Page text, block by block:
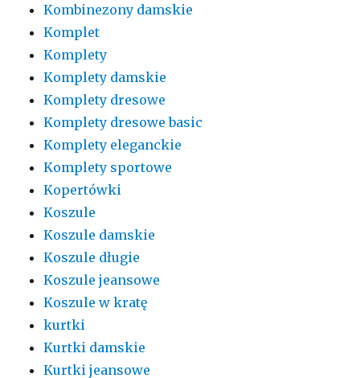
Kombinezony damskie
Komplet
Komplety
Komplety damskie
Komplety dresowe
Komplety dresowe basic
Komplety eleganckie
Komplety sportowe
Kopertówki
Koszule
Koszule damskie
Koszule długie
Koszule jeansowe
Koszule w kratę
kurtki
Kurtki damskie
Kurtki jeansowe